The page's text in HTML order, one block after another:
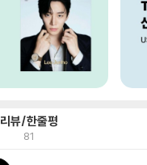
리뷰/한줄평
81